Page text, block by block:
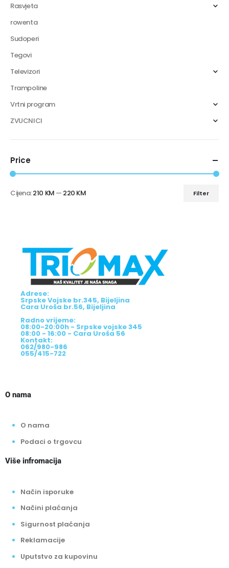
Rasvjeta
rowenta
Sudoperi
Tegovi
Televizori
Trampoline
Vrtni program
ZVUCNICI
Price
Filter
Cijena:210 KM — 220 KM
Adrese:
Srpske Vojske br.345, Bijeljina
Cara Uroša br.56, Bijeljina
Radno vrijeme:
08:00-20:00h - Srpske vojske 345
08:00 - 16:00 - Cara Uroša 56
Kontakt:
062/980-986
055/415-722
O nama
O nama
Podaci o trgovcu
Više infromacija
Način isporuke
Načini plaćanja
Sigurnost plaćanja
Reklamacije
Uputstvo za kupovinu